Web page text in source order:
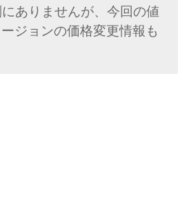
ありませんが、今回の値
ジョンの価格変更情報も